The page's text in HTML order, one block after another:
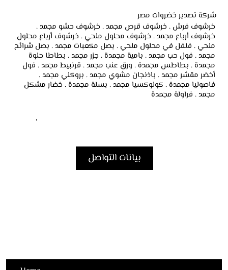
شركة تصدير خضروات مصر
خرشوف فرش . خرشوف قرص مجمد . خرشوف حشو مجمد .
خرشوف أرباع مجمد . خرشوف محلول ملحي . خرشوف أرباع محلول
ملحي . فلفل في محلول ملحي . بصل مكعبات مجمد . بصل شرائح
مجمد . فول حب مجمد . بامية مجمدة . جزر مجمد . بطاطا حلوة
مجمدة . بطاطس مجمدة . ورق عنب مجمد . قرنبيط مجمد . فول
أخضر مقشر مجمد . باذنجان مشوي مجمد . بروكلي مجمد .
فاصوليا مجمدة . كولوكسيا مجمد . بسلة مجمدة . خضار مشكل
مجمد . فراولة مجمدة
بيانات التواصل